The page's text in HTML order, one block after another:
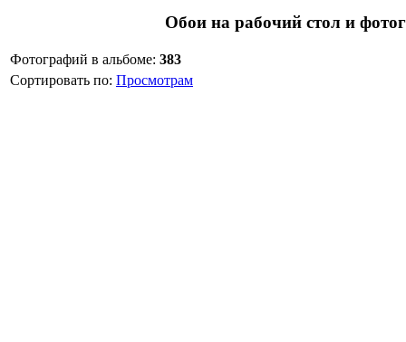
Обои на рабочий стол и
Фотографий в альбоме: 383
Сортировать по: Просмотрам